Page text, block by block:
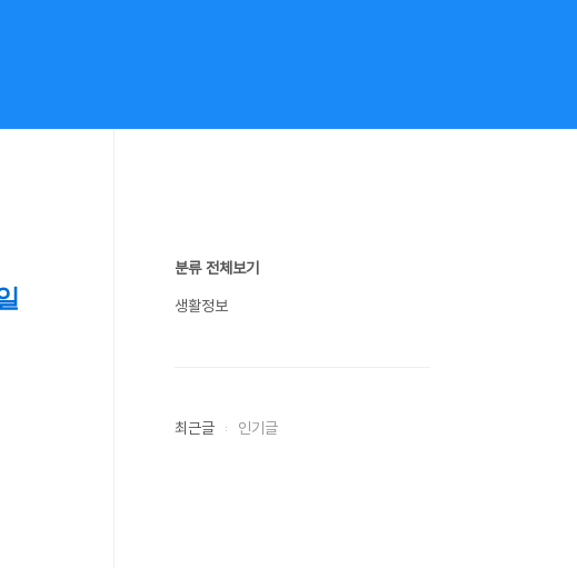
분류 전체보기
생활정보
최근글 인기글